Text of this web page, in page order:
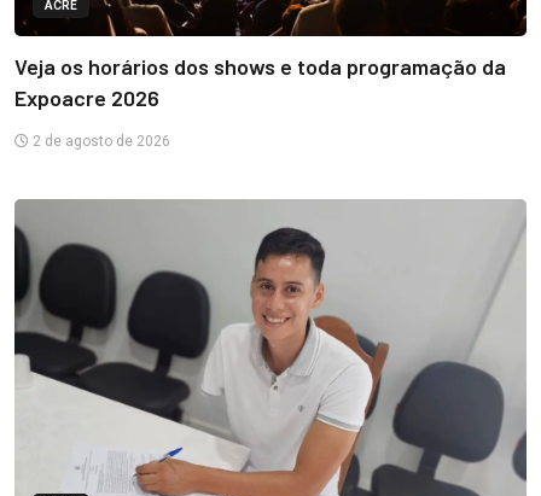
ACRE
Veja os horários dos shows e toda programação da
Expoacre 2026
2 de agosto de 2026